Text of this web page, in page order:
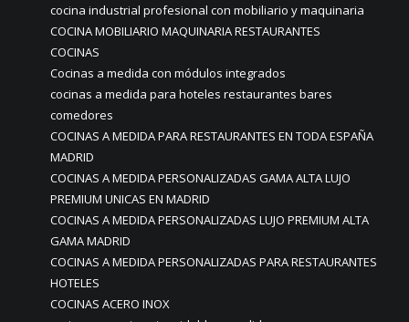
cocina industrial profesional con mobiliario y maquinaria
COCINA MOBILIARIO MAQUINARIA RESTAURANTES
COCINAS
Cocinas a medida con módulos integrados
cocinas a medida para hoteles restaurantes bares
comedores
COCINAS A MEDIDA PARA RESTAURANTES EN TODA ESPAÑA
MADRID
COCINAS A MEDIDA PERSONALIZADAS GAMA ALTA LUJO
PREMIUM UNICAS EN MADRID
COCINAS A MEDIDA PERSONALIZADAS LUJO PREMIUM ALTA
GAMA MADRID
COCINAS A MEDIDA PERSONALIZADAS PARA RESTAURANTES
HOTELES
COCINAS ACERO INOX